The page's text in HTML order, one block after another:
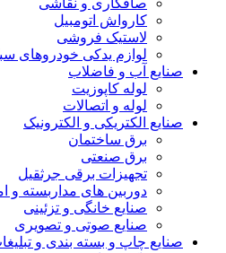
کارواش اتومبیل
لاستیک فروشی
لوازم یدکی خودروهای
صنایع آب و فاضلاب
لوله کاپوزیت
لوله و اتصالات
صنایع الکتریکی و الکترونیک
برق ساختمان
برق صنعتی
تجهیزات برقی جرثقیل
دوربین های مداربسته و
صنایع خانگی و تزئینی
صنایع صوتی و تصویری
صنایع چاپ و بسته بندی و